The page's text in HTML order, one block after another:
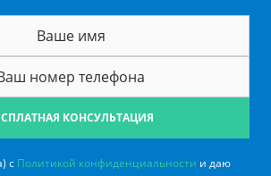
КОНСУЛЬТАЦИЯ
с Политикой конфиденциальности и даю